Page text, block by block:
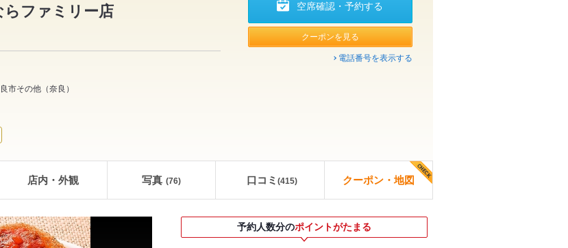
ファミリー店
市その他 （奈良 ）
空席確認・予約する
クーポンを見る
電話番号を表示する
店内・外観 写真 (76) 口コミ (415) クーポン・地図
予約人数分のポイントがたまる